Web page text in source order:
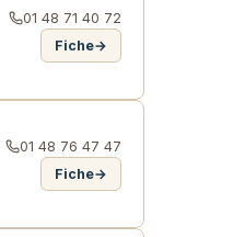
01 48 71 40 72
Fiche→
01 48 76 47 47
Fiche→